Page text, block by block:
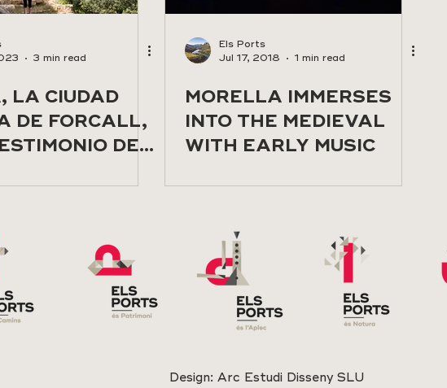
3 min read
LA CIUDAD
DE FORCALL,
DEL
Els Ports
Jul 17, 2018
1 min read
MORELLA IMMERSES
INTO THE MEDIEVAL
WITH EARLY MUSIC
Design: Arc Estudi Disseny SLU